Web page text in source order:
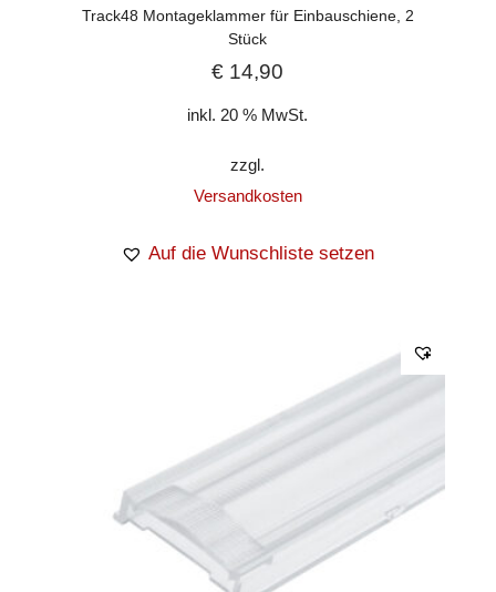
Track48 Montageklammer für Einbauschiene, 2
Stück
€ 14,90
inkl. 20 % MwSt.
zzgl.
Versandkosten
Auf die Wunschliste setzen